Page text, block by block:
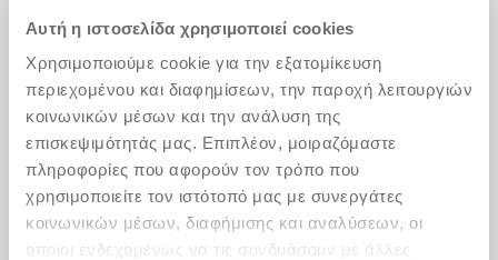
Αυτή η ιστοσελίδα χρησιμοποιεί cookies
Χρησιμοποιούμε cookie για την εξατομίκευση
περιεχομένου και διαφημίσεων, την παροχή λειτουργιών
κοινωνικών μέσων και την ανάλυση της
επισκεψιμότητάς μας. Επιπλέον, μοιραζόμαστε
πληροφορίες που αφορούν τον τρόπο που
χρησιμοποιείτε τον ιστότοπό μας με συνεργάτες
κοινωνικών μέσων, διαφήμισης και αναλύσεων, οι
οποίοι ενδεχομένως να τις συνδυάσουν με άλλες
Η Αλυσίδα
Press Kit
Ο λογαριασμός μου
Τα METRO Cash & Carry δίπλα σας
Εταιρική Κοινωνική Ευθύνη
Καριέρα